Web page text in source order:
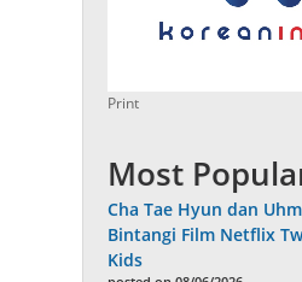
Print
Most
Cha Tae Hyun dan
Bintangi Film Netflix
Kids